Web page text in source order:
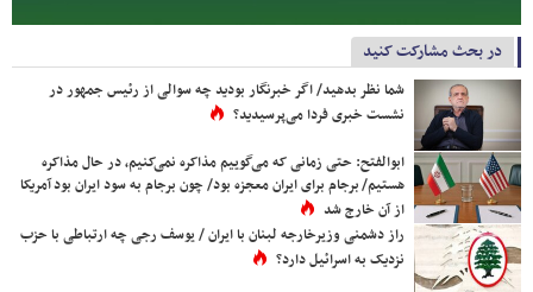
در بحث مشارکت کنید
شما نظر بدهید/ اگر خبرنگار بودید چه سوالی از رئیس جمهور در
نشست خبری فردا می‌پرسیدید؟
ابوالفتح: حتی زمانی که می‌گوییم مذاکره نمی‌کنیم، در حال مذاکره
هستیم/ برجام برای ایران معجزه بود/ چون برجام به سود ایران بود آمریکا
از آن خارج شد
راز دشمنی وزیرخارجه لبنان با ایران / یوسف رجی چه ارتباطی با حزب
نزدیک به اسرائیل دارد؟